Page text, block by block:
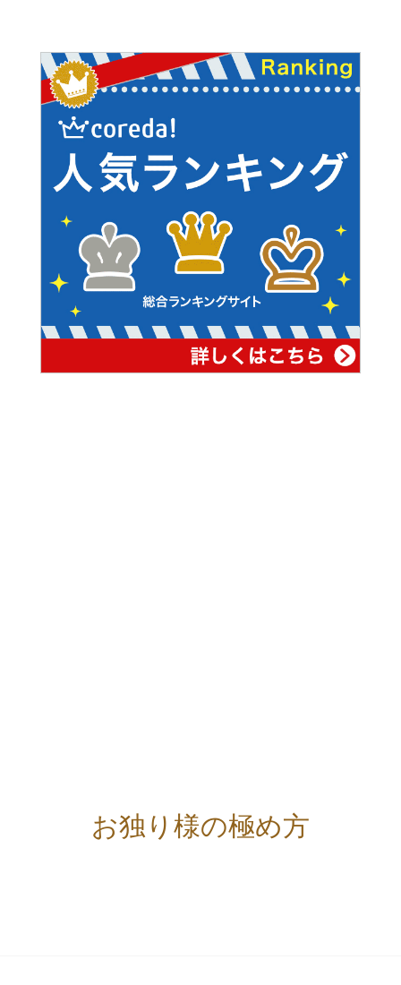
お独り様の極め方